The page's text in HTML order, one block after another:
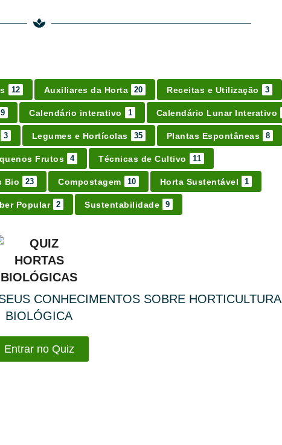
12 Auxiliares da Horta 20 Receitas e Utilização 3
9 Calendário interativo 1 Calendário Lunar Interativo
3 Legumes e Hortícolas 35 Plantas Espontâneas 8
Frutos 4 Técnicas de Cultivo 11
Bio 23 Compostagem 10 Horta Sustentável 1
Popular 2 Sustentabilidade 9
CONHECIMENTOS SOBRE HORTICULTURA
BIOLÓGICA
Entrar no Quiz